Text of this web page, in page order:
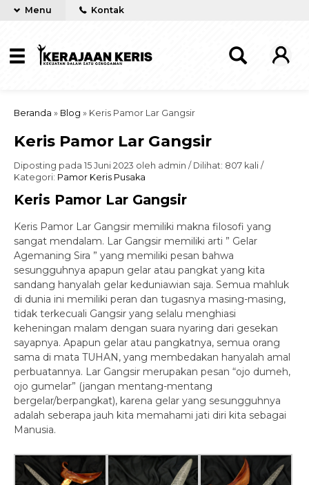
Menu Kontak
Beranda » Blog » Keris Pamor Lar Gangsir
Keris Pamor Lar Gangsir
Diposting pada 15 Juni 2023 oleh admin / Dilihat: 807 kali /
Kategori: Pamor Keris Pusaka
Keris Pamor Lar Gangsir
Keris Pamor Lar Gangsir memiliki makna filosofi yang
sangat mendalam. Lar Gangsir memiliki arti ” Gelar
Agemaning Sira ” yang memiliki pesan bahwa
sesungguhnya apapun gelar atau pangkat yang kita
sandang hanyalah gelar keduniawian saja. Semua mahluk
di dunia ini memiliki peran dan tugasnya masing-masing,
tidak terkecuali Gangsir yang selalu menghiasi
keheningan malam dengan suara nyaring dari gesekan
sayapnya. Apapun gelar atau pangkatnya, semua orang
sama di mata TUHAN, yang membedakan hanyalah amal
perbuatannya. Lar Gangsir merupakan pesan “ojo dumeh,
ojo gumelar” (jangan mentang-mentang
bergelar/berpangkat), karena gelar yang sesungguhnya
adalah seberapa jauh kita memahami jati diri kita sebagai
Manusia.